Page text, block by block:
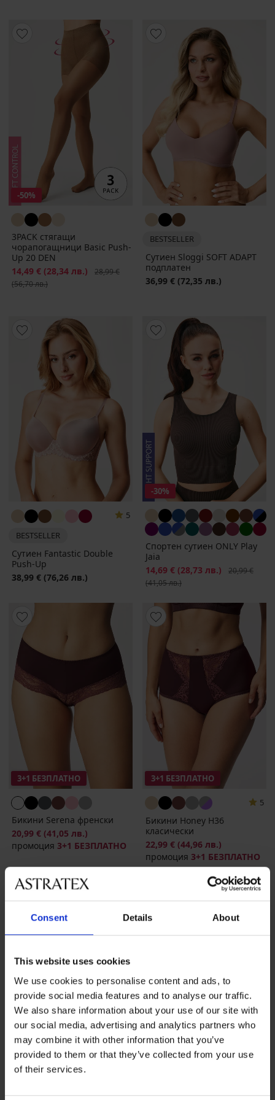
Consent Details About
This website uses cookies
We use cookies to personalise content and ads, to
provide social media features and to analyse our traffic.
We also share information about your use of our site with
our social media, advertising and analytics partners who
may combine it with other information that you’ve
provided to them or that they’ve collected from your use
of their services.
-50%
3PACK стягащи
чорапогащници Basic Push-
Up 20 DEN
Намаление
14,49 € (28,34 лв.) Първоначална цена
28,99 €
(56,70 лв.)
BESTSELLER
Сутиен Sloggi SOFT ADAPT
подплатен
36,99 € (72,35 лв.)
5
BESTSELLER
Сутиен Fantastic Double
Push-Up
38,99 € (76,26 лв.)
-30%
Спортен сутиен ONLY Play
Jaia
Намаление
14,69 € (28,73 лв.)
20,99 €
(41,05 лв.)
3+1 БЕЗПЛАТНО
Бикини Serena френски
20,99 € (41,05 лв.)
промоция 3+1 БЕЗПЛАТНО
3+1 БЕЗПЛАТНО
5
Бикини Honey H36
класически
22,99 € (44,96 лв.)
промоция 3+1 БЕЗПЛАТНО
-20%
Бикини Honey H36
2+1 БЕЗПЛАТНО
Чорапогащник с компресия